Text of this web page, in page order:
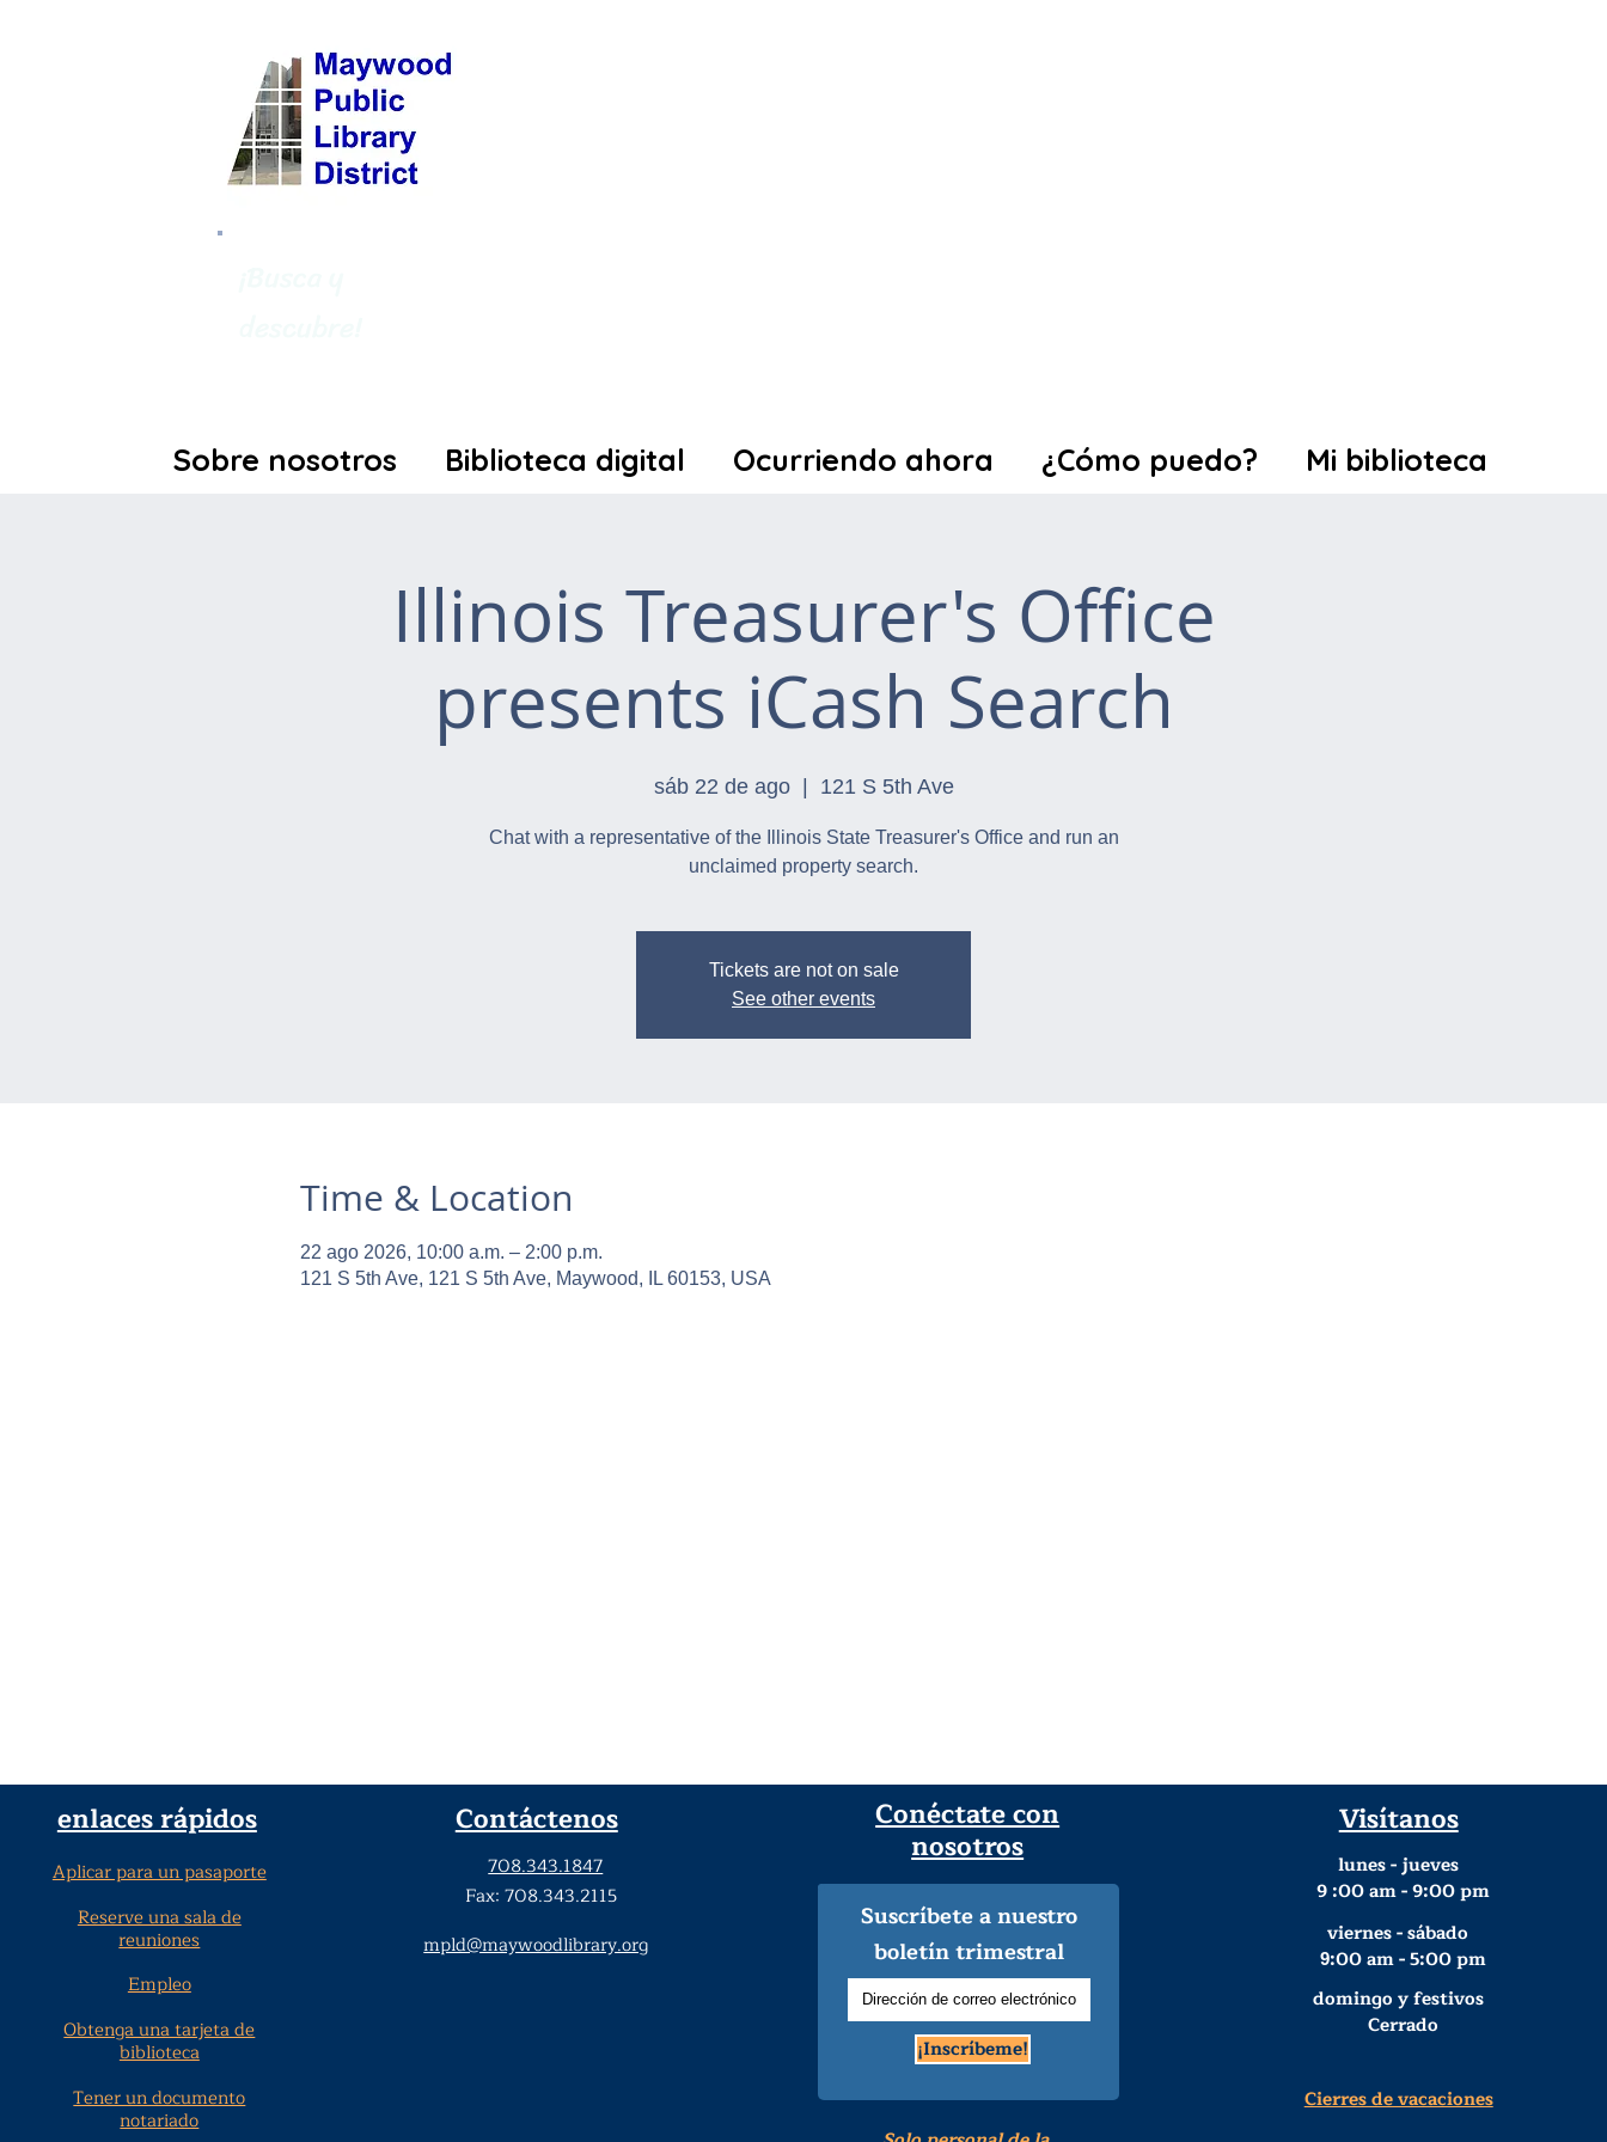
Sobre nosotros Biblioteca digital Ocurriendo ahora ¿Cómo puedo? Mi biblioteca
Illinois Treasurer's Office
presents iCash Search
sáb 22 de ago
  |
121 S 5th Ave
Chat with a representative of the Illinois State Treasurer's Office and run an
unclaimed property search.
Tickets are not on sale
See other events
Time & Location
22 ago 2026, 10:00 a.m. – 2:00 p.m.
121 S 5th Ave, 121 S 5th Ave, Maywood, IL 60153, USA
enlaces rápidos
Aplicar para un pasaporte
Reserve una sala de
reuniones
Empleo
Obtenga una tarjeta de
biblioteca
Tener un documento
notariado
Contáctenos
708.343.1847
Fax: 708.343.2115
mpld@maywoodlibrary.org
Conéctate con
nosotros
Suscríbete a nuestro
boletín trimestral
¡Inscríbeme!
Visítanos
lunes - jueves
9 :00 am - 9:00 pm
viernes - sábado
9:00 am - 5:00 pm
domingo y festivos
Cerrado
Cierres de vacaciones